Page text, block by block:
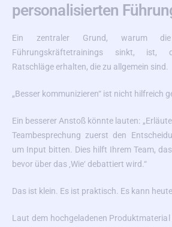
personalisierten
Ein zentraler Grund, warum
Führungskräftetrainings sinkt, ist,
Ratschläge erhalten, die zu allgemein sind.
„Besser kommunizieren“ ist nicht hilfreich
Ein besserer Anstoß könnte lauten:
Teambesprechung zuerst den
um Input bitten. Dies hilft Ihrem Team, das
bevor über das ‚Wie‘ debattiert wird.“
Das ist klein. Es ist praktisch. Es kann
Laut dem hochgeladenen